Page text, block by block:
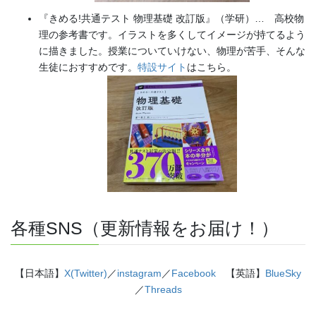
『きめる!共通テスト 物理基礎 改訂版』（学研）… 高校物
理の参考書です。イラストを多くしてイメージが持てるよう
に描きました。授業についていけない、物理が苦手、そんな
生徒におすすめです。 特設サイト はこちら。
各種SNS（更新情報をお届け！）
【日本語】 X(Twitter)／instagram／Facebook 【英語】 BlueSky
／Threads